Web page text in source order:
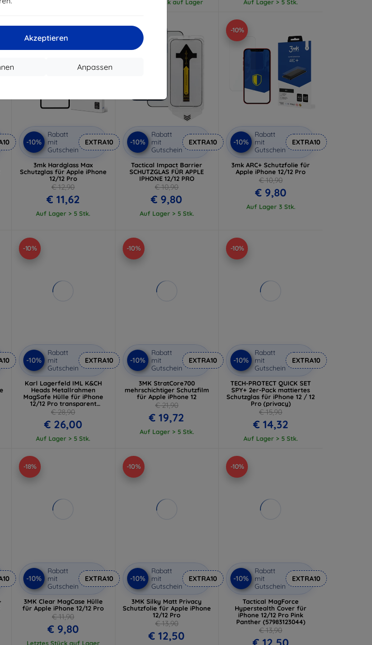
Akzeptieren
Anpassen
Letztes Stück auf Lager Auf Lager > 5 Stk.
-10%
Rabatt
mit
Gutschein
EXTRA10
3mk Hardglass Max
Schutzglas für Apple iPhone
12/12 Pro
€ 12,90
€ 11,62
Auf Lager > 5 Stk.
-10%
-10%
Rabatt
mit
Gutschein
EXTRA10
Tactical Impact Barrier
SCHUTZGLAS FÜR APPLE
IPHONE 12/12 PRO
€ 10,90
€ 9,80
Auf Lager > 5 Stk.
-10%
-10%
Rabatt
mit
Gutschein
EXTRA10
3mk ARC+ Schutzfolie für
Apple iPhone 12/12 Pro
€ 10,90
€ 9,80
Auf Lager 3 Stk.
-10%
-10%
Rabatt
mit
Gutschein
EXTRA10
Karl Lagerfeld IML K&CH
Heads Metallrahmen
MagSafe Hülle für iPhone
12/12 Pro transparent
(KLHMP12MHLSKCH)
€ 28,90
€ 26,00
Auf Lager > 5 Stk.
-10%
-10%
Rabatt
mit
Gutschein
EXTRA10
3MK StratCore700
mehrschichtiger Schutzfilm
für Apple iPhone 12
€ 21,90
€ 19,72
Auf Lager > 5 Stk.
-10%
-10%
Rabatt
mit
Gutschein
EXTRA10
TECH-PROTECT QUICK SET
SPY+ 2er-Pack mattiertes
Schutzglas für iPhone 12 / 12
Pro (privacy)
€ 15,90
€ 14,32
Auf Lager > 5 Stk.
-18%
-10%
Rabatt
mit
Gutschein
EXTRA10
3MK Clear MagCase Hülle
für Apple iPhone 12/12 Pro
€ 11,90
€ 9,80
Letztes Stück auf Lager
-10%
-10%
Rabatt
mit
Gutschein
EXTRA10
3MK Silky Matt Privacy
Schutzfolie für Apple iPhone
12/12 Pro
€ 13,90
€ 12,50
-10%
-10%
Rabatt
mit
Gutschein
EXTRA10
Tactical MagForce
Hyperstealth Cover für
iPhone 12/12 Pro Pink
Panther (57983123044)
€ 13,90